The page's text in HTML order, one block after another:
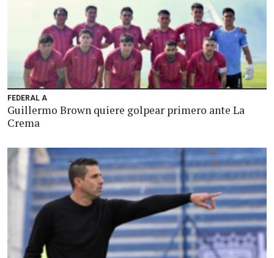
FEDERAL A
Guillermo Brown quiere golpear primero ante La
Crema